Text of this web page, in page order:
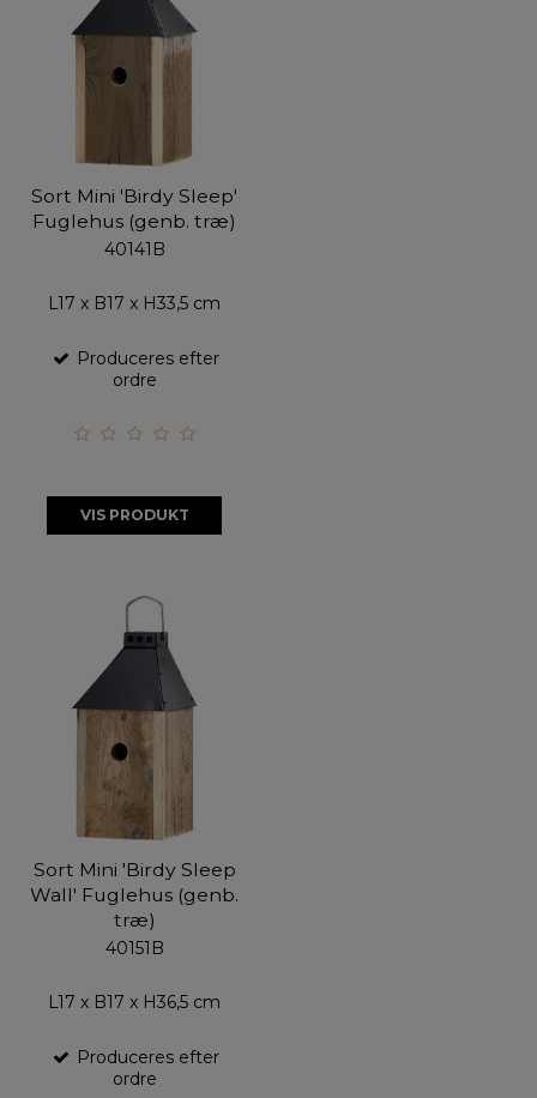
Sort Mini 'Birdy Sleep'
Fuglehus (genb. træ)
40141B
L17 x B17 x H33,5 cm
Produceres efter
ordre
VIS PRODUKT
Sort Mini 'Birdy Sleep
Wall' Fuglehus (genb.
træ)
40151B
L17 x B17 x H36,5 cm
Produceres efter
ordre